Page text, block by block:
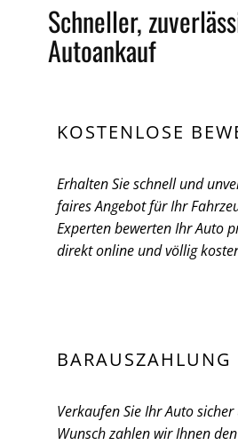
Schneller,
Autoankauf
KOSTENLOSE
Erhalten Sie schnell und
faires Angebot für Ihr
Experten bewerten Ihr Auto
direkt online und völlig
BARAUSZAHLUNG
Verkaufen Sie Ihr Auto
Wunsch zahlen wir Ihnen